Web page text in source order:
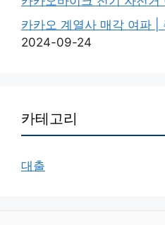
카카오 계열사 매각 여파 |
2024-09-24
카테고리
대출